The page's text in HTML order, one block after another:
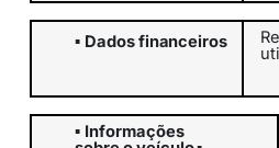
▪ Dadosfinanceiros
▪ Informações